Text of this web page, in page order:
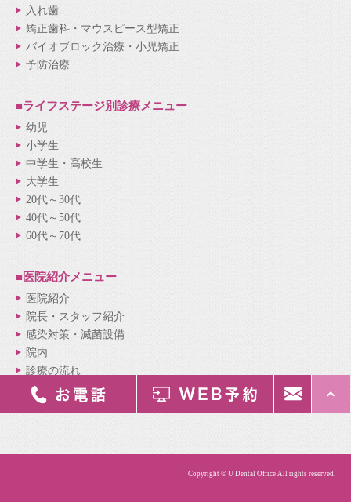
入れ歯
矯正歯科・マウスピース型矯正
バイオブロック治療・小児矯正
予防治療
■ライフステージ別診療メニュー
幼児
小学生
中学生・高校生
大学生
20代～30代
40代～50代
60代～70代
■医院紹介メニュー
医院紹介
院長・スタッフ紹介
感染対策・滅菌設備
院内
診療の流れ
新着情報
サイトマップ
Copyright © U Dental Office All rights reserved.